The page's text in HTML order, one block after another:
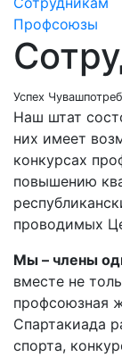
Профсоюзы
Успех
Наш штат
них имеет
конкурсах
повышению
проводимых
Мы – члены
вместе не
профсоюзная
Спартакиада
спорта,